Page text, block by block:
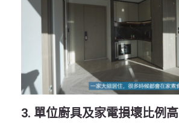
3. 單位廚具及家電損壞比例高